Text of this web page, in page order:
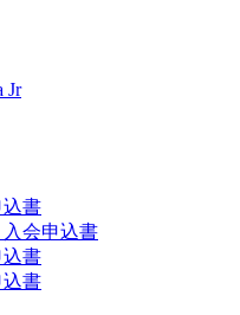
Jr
込書
入会申込書
書
書